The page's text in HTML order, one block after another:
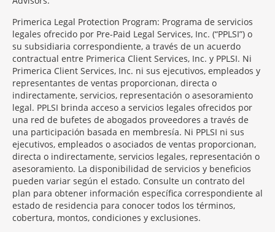
Primerica Legal Protection Program: Programa de servicios
legales ofrecido por Pre-Paid Legal Services, Inc. (“PPLSI”) o
su subsidiaria correspondiente, a través de un acuerdo
contractual entre Primerica Client Services, Inc. y PPLSI. Ni
Primerica Client Services, Inc. ni sus ejecutivos, empleados y
representantes de ventas proporcionan, directa o
indirectamente, servicios, representación o asesoramiento
legal. PPLSI brinda acceso a servicios legales ofrecidos por
una red de bufetes de abogados proveedores a través de
una participación basada en membresía. Ni PPLSI ni sus
ejecutivos, empleados o asociados de ventas proporcionan,
directa o indirectamente, servicios legales, representación o
asesoramiento. La disponibilidad de servicios y beneficios
pueden variar según el estado. Consulte un contrato del
plan para obtener información específica correspondiente al
estado de residencia para conocer todos los términos,
cobertura, montos, condiciones y exclusiones.